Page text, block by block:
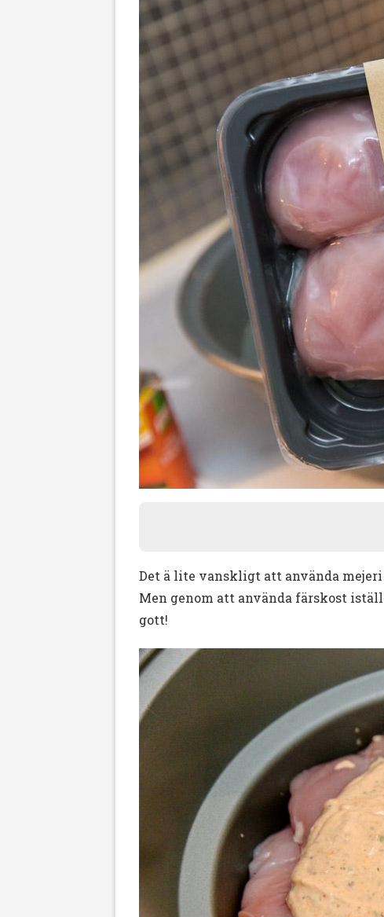
Det ä lite vanskligt att använda
Men genom att använda färskost
gott!